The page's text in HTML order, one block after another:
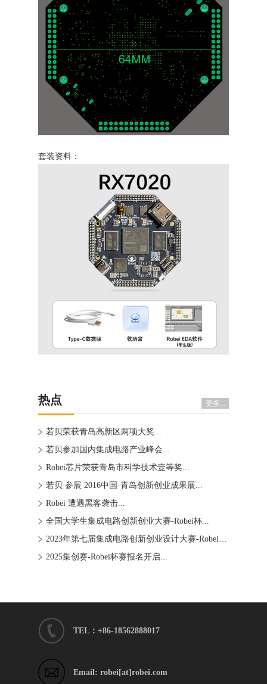
套装资料：
热点 更多...
若贝荣获青岛高新区两项大奖...
若贝参加国内集成电路产业峰会...
Robei芯片荣获青岛市科学技术壹等奖...
若贝 参展 2016中国·青岛创新创业成果展...
Robei 遭遇黑客袭击...
全国大学生集成电路创新创业大赛-Robei杯...
2025集创赛-Robei杯赛报名开启...
TEL：+86-18562888017
Email: robei[at]robei.com